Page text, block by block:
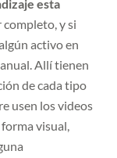
esta
completo, y si
activo en
Allí tienen
de cada tipo
usen los videos
visual,